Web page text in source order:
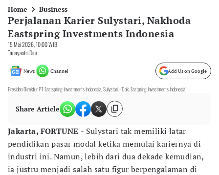
Home Business
Perjalanan Karier Sulystari, Nakhoda
Eastspring Investments Indonesia
15 Mei 2026, 10:00 WIB
Tanayastri Dini
News Channel Add Us on Google
Presiden Direktur PT Eastspring Investments Indonesia, Sulystari. (Dok. Eastpring Investments Indonesia)
Share Article
Jakarta, FORTUNE - Sulystari tak memiliki latar
pendidikan pasar modal ketika memulai kariernya di
industri ini. Namun, lebih dari dua dekade kemudian,
ia justru menjadi salah satu figur berpengalaman di